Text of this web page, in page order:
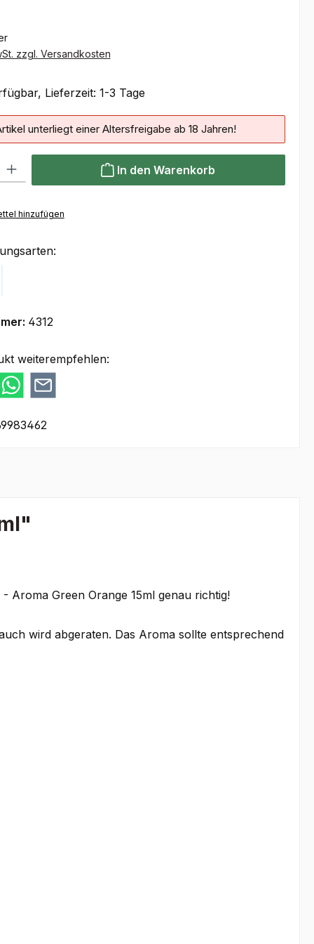
zzgl. Versandkosten
Lieferzeit: 1-3 Tage
unterliegt einer Altersfreigabe ab 18 Jahren!
In den Warenkorb
hinzufügen
4312
weiterempfehlen:
Aroma Green Orange 15ml genau richtig!
wird abgeraten. Das Aroma sollte entsprechend